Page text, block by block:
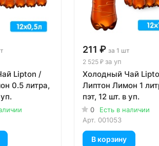
Lipton /
0.5 литра,
211 ₽ за 1 шт
2 525 ₽ за уп
Холодный Чай
Липтон Лимон 1
пэт, 12 шт. в уп.
0
Есть в наличии
Арт. 001053
В корзину